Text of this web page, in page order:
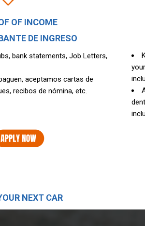
OF INCOME
DE INGRESO
bank statements, Job Letters,
aceptamos cartas de
recibos de nómina, etc.
NEXT CAR